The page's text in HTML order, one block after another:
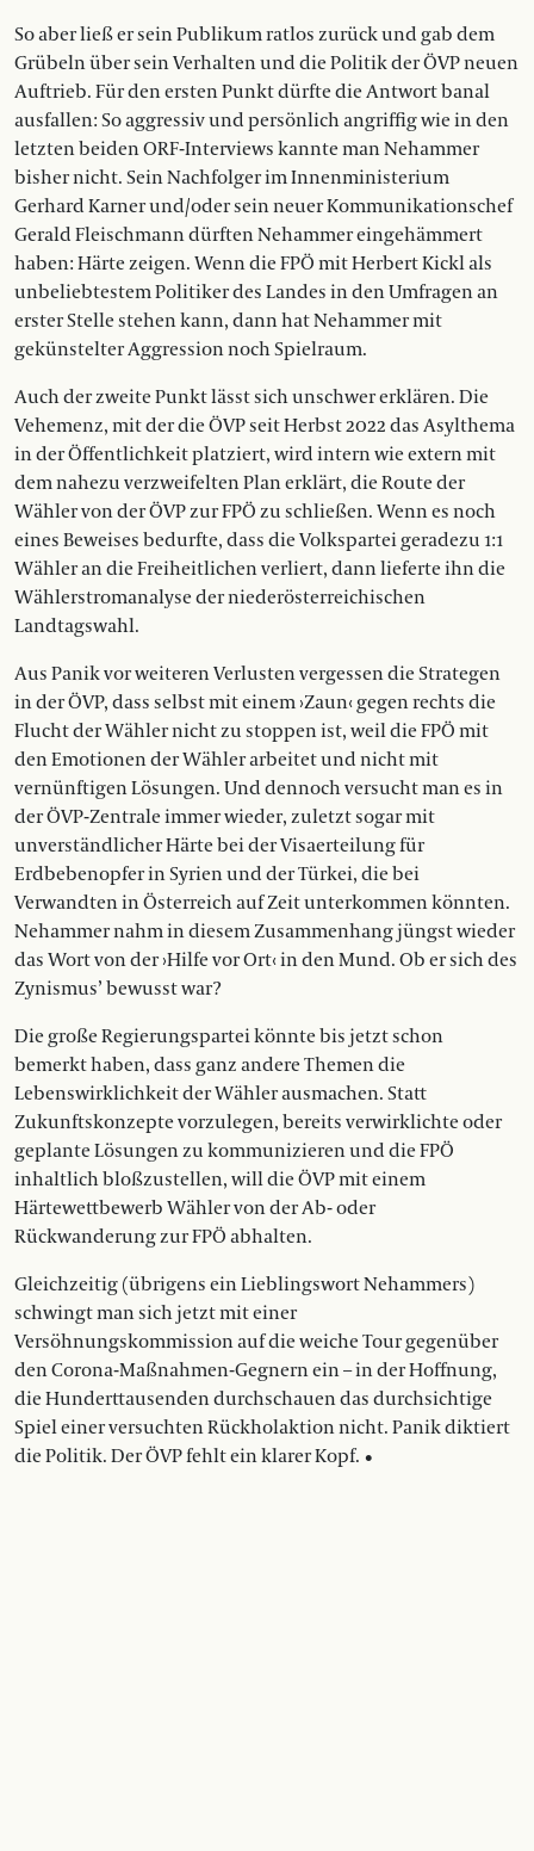
So aber ließ er sein Publikum ratlos zurück und gab dem
Grübeln über sein Verhalten und die Politik der ÖVP neuen
Auftrieb. Für den ersten Punkt dürfte die Antwort banal
ausfallen: So aggressiv und persönlich angriffig wie in den
letzten beiden ORF-Interviews kannte man Nehammer
bisher nicht. Sein Nachfolger im Innenministerium
Gerhard Karner und/oder sein neuer Kommunikationschef
Gerald Fleischmann dürften Nehammer eingehämmert
haben: Härte zeigen. Wenn die FPÖ mit Herbert Kickl als
unbeliebtestem Politiker des Landes in den Umfragen an
erster Stelle stehen kann, dann hat Nehammer mit
gekünstelter Aggression noch Spielraum.
Auch der zweite Punkt lässt sich unschwer erklären. Die
Vehemenz, mit der die ÖVP seit Herbst 2022 das Asylthema
in der Öffentlichkeit platziert, wird intern wie extern mit
dem nahezu verzweifelten Plan erklärt, die Route der
Wähler von der ÖVP zur FPÖ zu schließen. Wenn es noch
eines Beweises bedurfte, dass die Volkspartei geradezu 1:1
Wähler an die Freiheitlichen verliert, dann lieferte ihn die
Wählerstromanalyse der niederösterreichischen
Landtagswahl.
Aus Panik vor weiteren Verlusten vergessen die Strategen
in der ÖVP, dass selbst mit einem ›Zaun‹ gegen rechts die
Flucht der Wähler nicht zu stoppen ist, weil die FPÖ mit
den Emotionen der Wähler arbeitet und nicht mit
vernünftigen Lösungen. Und dennoch versucht man es in
der ÖVP-Zentrale immer wieder, zuletzt sogar mit
unverständlicher Härte bei der Visaerteilung für
Erdbebenopfer in Syrien und der Türkei, die bei
Verwandten in Österreich auf Zeit unterkommen könnten.
Nehammer nahm in diesem Zusammenhang jüngst wieder
das Wort von der ›Hilfe vor Ort‹ in den Mund. Ob er sich des
Zynismus’ bewusst war?
Die große Regierungspartei könnte bis jetzt schon
bemerkt haben, dass ganz andere Themen die
Lebenswirklichkeit der Wähler ausmachen. Statt
Zukunftskonzepte vorzulegen, bereits verwirklichte oder
geplante Lösungen zu kommunizieren und die FPÖ
inhaltlich bloßzustellen, will die ÖVP mit einem
Härtewettbewerb Wähler von der Ab- oder
Rückwanderung zur FPÖ abhalten.
Gleichzeitig (übrigens ein Lieblingswort Nehammers)
schwingt man sich jetzt mit einer
Versöhnungskommission auf die weiche Tour gegenüber
den Corona-Maßnahmen-Gegnern ein – in der Hoffnung,
die Hunderttausenden durchschauen das durchsichtige
Spiel einer versuchten Rückholaktion nicht. Panik diktiert
die Politik. Der ÖVP fehlt ein klarer Kopf. •